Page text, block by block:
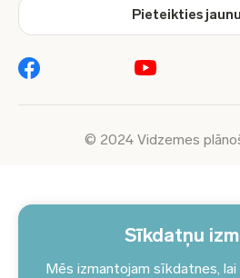
Sīkdatņu
Mēs izmantojam sīkdatnes,
Pieteikties
© 2024 Vidzemes